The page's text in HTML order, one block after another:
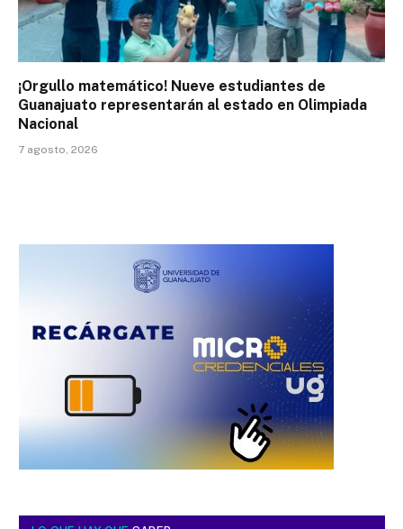
¡Orgullo matemático! Nueve estudiantes de
Guanajuato representarán al estado en Olimpiada
Nacional
7 agosto, 2026